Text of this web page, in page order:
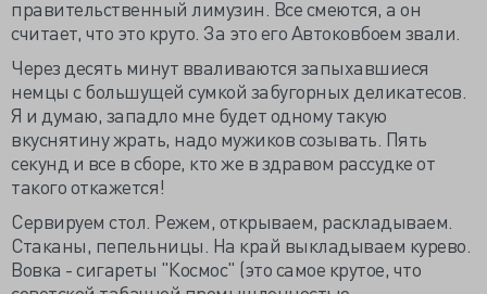
правительственный лимузин. Все смеются, а он
считает, что это круто. За это его Автоковбоем звали.
Через десять минут вваливаются запыхавшиеся
немцы с большущей сумкой забугорных деликатесов.
Я и думаю, западло мне будет одному такую
вкуснятину жрать, надо мужиков созывать. Пять
секунд и все в сборе, кто же в здравом рассудке от
такого откажется!
Сервируем стол. Режем, открываем, раскладываем.
Стаканы, пепельницы. На край выкладываем курево.
Вовка - сигареты "Космос" (это самое крутое, что